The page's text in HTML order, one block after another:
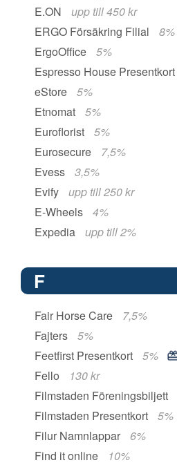
E.ON
upp till 450 kr
ERGO Försäkring Filial
8%
ErgoOffice
5%
Espresso House Presentkort
eStore
5%
Etnomat
5%
Euroflorist
5%
Eurosecure
7,5%
Evess
3,5%
Evify
upp till 250 kr
E-Wheels
4%
Expedia
upp till 2%
F
Fair Horse Care
7,5%
Fajters
5%
Feetfirst Presentkort
5%
Fello
130 kr
Filmstaden Föreningsbiljett
Filmstaden Presentkort
5%
Filur Namnlappar
6%
Find it online
10%